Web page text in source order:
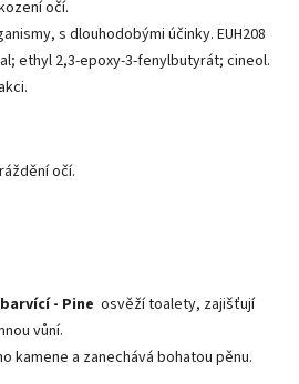
očí.
s dlouhodobými účinky. EUH208
ethyl 2,3-epoxy-3-fenylbutyrát; cineol.
očí.
- Pine osvěží toalety, zajišťují
vůní.
kamene a zanechává bohatou pěnu.